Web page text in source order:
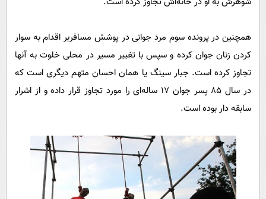
سلامت
بین الملل
اجتماعی
حیات وحش
همچنین در پرونده سوم مرد جوانی در پوشش مسافربر اقدام به سوار
کردن زنان جوان کرده و سپس با تغییر مسیر در محلی خلوت به آنها
تجاوز کرده است. جبار سینگ یا همان احسان متهم دیگری است که
در سال 85 پسر جوان 17 ساله‌ای را مورد تجاوز قرار داده و از اشرار
سابقه دار بوده است.